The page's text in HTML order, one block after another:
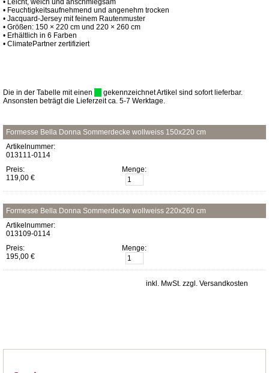
• Leicht, weich und anschmiegsam
• Feuchtigkeitsaufnehmend und angenehm trocken
• Jacquard-Jersey mit feinem Rautenmuster
• Größen: 150 × 220 cm und 220 × 260 cm
• Erhältlich in 6 Farben
• ClimatePartner zertifiziert
Die in der Tabelle mit einen
gekennzeichnet Artikel sind sofort lieferbar.
Ansonsten beträgt die Lieferzeit ca. 5-7 Werktage.
Formesse Bella Donna Sommerdecke wollweiss 150x220 cm
Artikelnummer:
013111-0114
Preis:
119,00 €
Menge:
Formesse Bella Donna Sommerdecke wollweiss 220x260 cm
Artikelnummer:
013109-0114
Preis:
195,00 €
Menge:
inkl. MwSt. zzgl. Versandkosten